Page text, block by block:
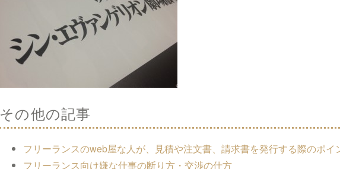
その他の記事
フリーランスのweb屋な人が、見積や注文書、請求書を発行する際のポイ
フリーランス向け嫌な仕事の断り方・交渉の仕方